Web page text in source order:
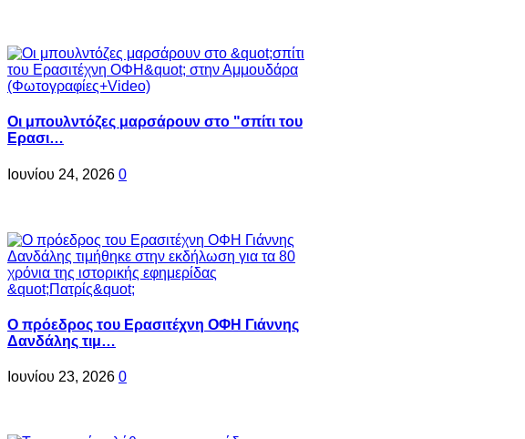
Oι μπουλντόζες μαρσάρουν στο "σπίτι του
Ερασι…
Ιουνίου 24, 2026 0
Ο πρόεδρος του Ερασιτέχνη ΟΦΗ Γιάννης
Δανδάλης τιμ…
Ιουνίου 23, 2026 0